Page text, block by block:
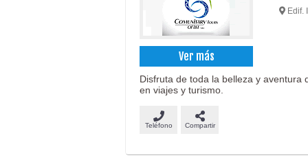
Ver más
Edif.
Disfruta de toda la belleza y
en viajes y turismo.
Teléfono Compartir